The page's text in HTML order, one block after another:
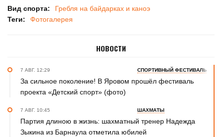
Вид спорта:
Гребля на байдарках и каноэ
Теги:
Фотогалерея
НОВОСТИ
7 АВГ. 12:29 СПОРТИВНЫЙ ФЕСТИВАЛЬ
За сильное поколение! В Яровом прошёл фестиваль
проекта «Детский спорт» (фото)
7 АВГ. 10:45 ШАХМАТЫ
Партия длиною в жизнь: шахматный тренер Надежда
Зыкина из Барнаула отметила юбилей